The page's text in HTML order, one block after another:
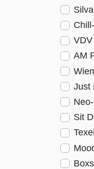
VDV
AM
Just
Sit